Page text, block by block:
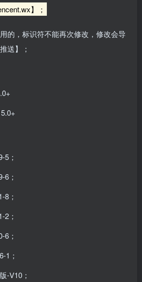
】；
的，标识符不能再次修改，修改会导
送】；
5；
6；
8；
2；
6；
1；
-V10；